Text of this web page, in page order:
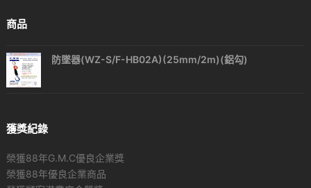
商品
防墜器(WZ-S/F-HB02A)(25mm/2m)(鋁勾)
獲獎紀錄
榮獲88年G.M.C優良企業獎
榮獲88年優良企業商品